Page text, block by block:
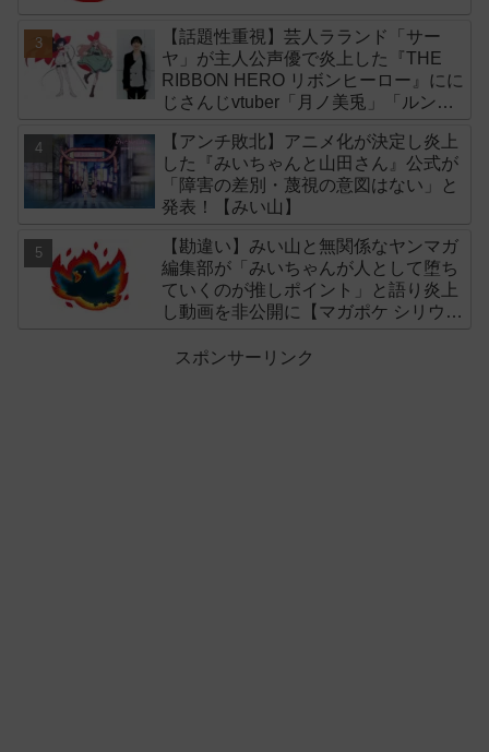
【話題性重視】芸人ラランド「サー
ヤ」が主人公声優で炎上した『THE
RIBBON HERO リボンヒーロー』にに
じさんじvtuber「月ノ美兎」「ルンル
【アンチ敗北】アニメ化が決定し炎上
した『みいちゃんと山田さん』公式が
「障害の差別・蔑視の意図はない」と
発表！【みい山】
【勘違い】みい山と無関係なヤンマガ
編集部が「みいちゃんが人として堕ち
ていくのが推しポイント」と語り炎上
し動画を非公開に【マガポケ シリウ
スポンサーリンク